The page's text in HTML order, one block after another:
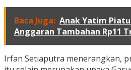
Baca Juga: Anak Yatim
Anggaran Tambahan Rp11
Irfan Setiaputra menerangkan,